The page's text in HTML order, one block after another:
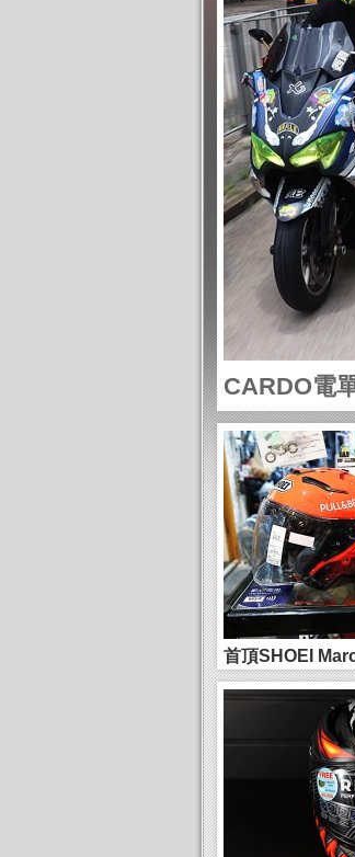
CARDO電
訊樂趣)
首頂SHOEI
斯 ...